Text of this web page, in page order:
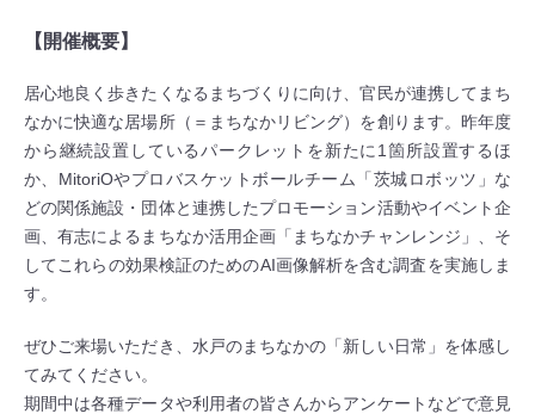
【開催概要】
居心地良く歩きたくなるまちづくりに向け、官民が連携してまち
なかに快適な居場所（＝まちなかリビング）を創ります。昨年度
から継続設置しているパークレットを新たに1箇所設置するほ
か、MitoriOやプロバスケットボールチーム「茨城ロボッツ」な
どの関係施設・団体と連携したプロモーション活動やイベント企
画、有志によるまちなか活用企画「まちなかチャンレンジ」、そ
してこれらの効果検証のためのAI画像解析を含む調査を実施しま
す。
ぜひご来場いただき、水戸のまちなかの「新しい日常」を体感し
てみてください。
期間中は各種データや利用者の皆さんからアンケートなどで意見